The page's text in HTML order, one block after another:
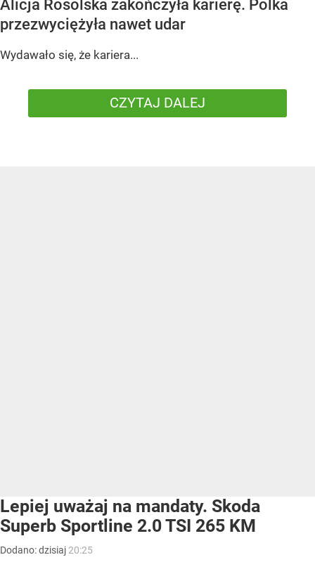
Alicja Rosolska zakończyła karierę. Polka
przezwyciężyła nawet udar
Wydawało się, że kariera...
CZYTAJ DALEJ
Lepiej uważaj na mandaty. Skoda
Superb Sportline 2.0 TSI 265 KM
Dodano:dzisiaj 20:25